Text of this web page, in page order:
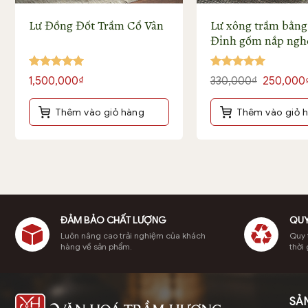
Nguyên liệu làm nụ được
Lư Đồng Đốt Trầm Cổ Vân
Được xếp
hạng 55
sao
1,500,000₫
Thêm vào giỏ hàng
Lư xông trầm
Đỉnh gốm nắp
Được xếp
hạng 55
sao
330,000₫ Giá
gốc
là:
250,000
Thêm vào giỏ
ĐẢM BẢO CHẤT LƯỢNG
Luôn nâng cao trải nghiệm của khách
hàng về sản phẩm.
Quy
thời